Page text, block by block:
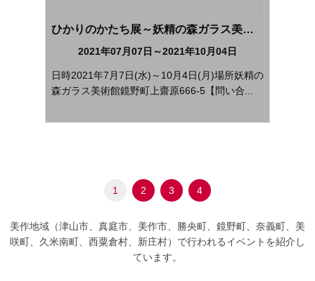
ひかりのかたち展～妖精の森ガラス美術館収蔵作品展～（前期）
2021年07月07日～2021年10月04日
日時2021年7月7日(水)～10月4日(月)場所妖精の
森ガラス美術館鏡野町上齋原666-5【問い合...
1 2 3 4
美作地域（津山市、真庭市、美作市、勝央町、鏡野町、奈義町、美
咲町、久米南町、西粟倉村、新庄村）で行われるイベントを紹介し
ています。